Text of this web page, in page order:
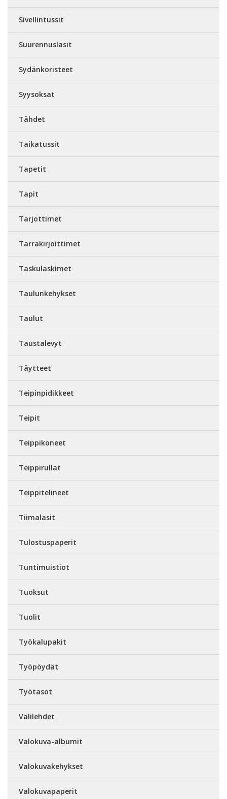
Sivellintussit
Suurennuslasit
Sydänkoristeet
Syysoksat
Tähdet
Taikatussit
Tapetit
Tapit
Tarjottimet
Tarrakirjoittimet
Taskulaskimet
Taulunkehykset
Taulut
Taustalevyt
Täytteet
Teipinpidikkeet
Teipit
Teippikoneet
Teippirullat
Teippitelineet
Tiimalasit
Tulostuspaperit
Tuntimuistiot
Tuoksut
Tuolit
Työkalupakit
Työpöydät
Työtasot
Välilehdet
Valokuva-albumit
Valokuvakehykset
Valokuvapaperit